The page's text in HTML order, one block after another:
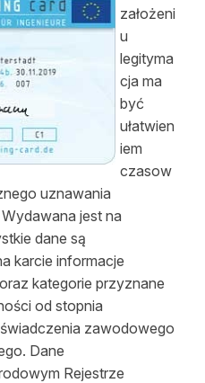
założeni
u
legityma
cja ma
być
ułatwien
iem
czasow
uznawania
jest na
dane są
karcie informacje
kategorie przyznane
od stopnia
zawodowego
Dane
Rejestrze